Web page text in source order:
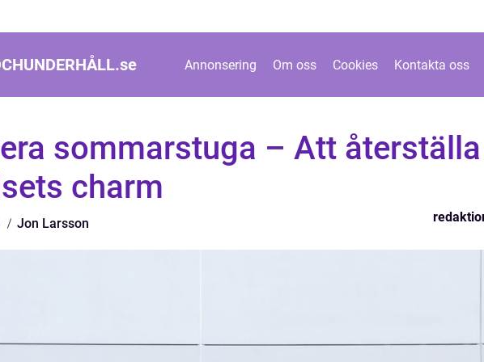
se Annonsering Om oss Cookies Kontakta oss
sommarstuga – Att återställa
charm
Jon Larsson